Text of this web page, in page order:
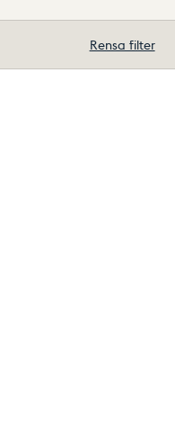
Rensa filter